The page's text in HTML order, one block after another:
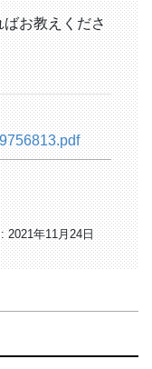
お教えくださ
2021年11月24日